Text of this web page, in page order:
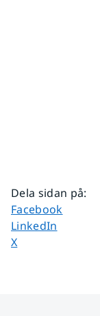
Dela sidan på:
Dela sidan på
Facebook
Dela sidan på
LinkedIn
Dela sidan på
X